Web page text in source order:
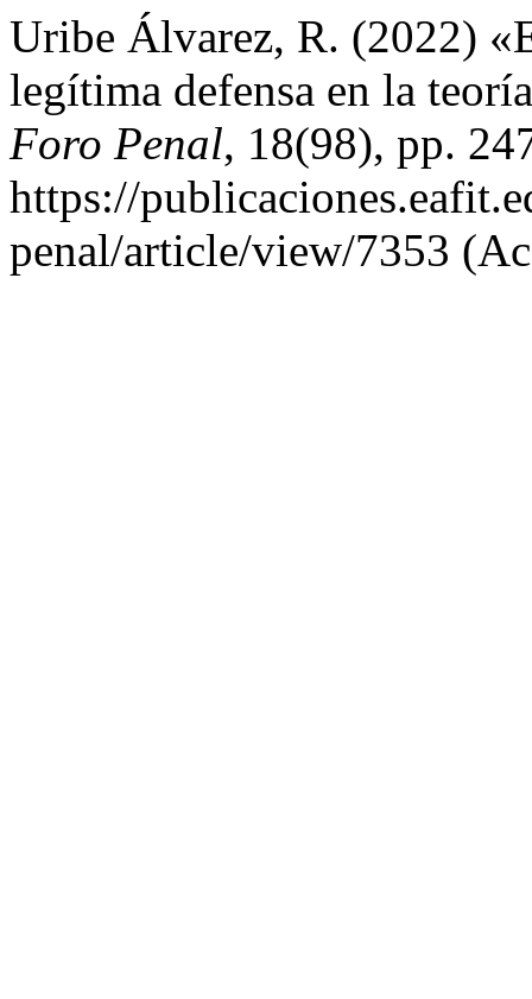
Uribe Álvarez, R. (2022)
legítima defensa en la
Foro Penal, 18(98), pp.
https://
penal/article/view/7353